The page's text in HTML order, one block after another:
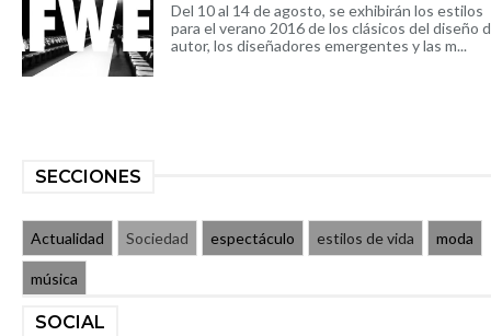
Del 10 al 14 de agosto, se exhibirán los estilos
para el verano 2016 de los clásicos del diseño
autor, los diseñadores emergentes y las m...
SECCIONES
Actualidad Sociedad espectáculo estilos de vida moda
música
SOCIAL